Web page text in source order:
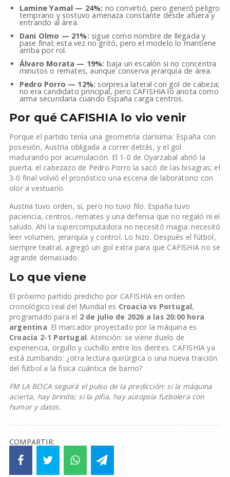
Lamine Yamal — 24%: no convirtió, pero generó peligro
temprano y sostuvo amenaza constante desde afuera y
entrando al área.
Dani Olmo — 21%: sigue como nombre de llegada y
pase final; esta vez no gritó, pero el modelo lo mantiene
arriba por rol.
Álvaro Morata — 19%: baja un escalón si no concentra
minutos o remates, aunque conserva jerarquía de área.
Pedro Porro — 12%: sorpresa lateral con gol de cabeza;
no era candidato principal, pero CAFISHIA lo anota como
arma secundaria cuando España carga centros.
Por qué CAFISHIA lo vio venir
Porque el partido tenía una geometría clarísima: España con
posesión, Austria obligada a correr detrás, y el gol
madurando por acumulación. El 1-0 de Oyarzabal abrió la
puerta; el cabezazo de Pedro Porro la sacó de las bisagras; el
3-0 final volvió el pronóstico una escena de laboratorio con
olor a vestuario.
Austria tuvo orden, sí, pero no tuvo filo. España tuvo
paciencia, centros, remates y una defensa que no regaló ni el
saludo. Ahí la supercomputadora no necesitó magia: necesitó
leer volumen, jerarquía y control. Lo hizo. Después el fútbol,
siempre teatral, agregó un gol extra para que CAFISHIA no se
agrande demasiado.
Lo que viene
El próximo partido predicho por CAFISHIA en orden
cronológico real del Mundial es Croacia vs Portugal,
programado para el 2 de julio de 2026 a las 20:00 hora
argentina. El marcador proyectado por la máquina es
Croacia 2-1 Portugal. Atención: se viene duelo de
experiencia, orgullo y cuchillo entre los dientes. CAFISHIA ya
está zumbando: ¿otra lectura quirúrgica o una nueva traición
del fútbol a la física cuántica de barrio?
FM LA BOCA seguirá el pulso de la predicción: si la máquina
acierta, hay brindis; si la pifia, hay autopsia futbolera con
humor y datos.
COMPARTIR: